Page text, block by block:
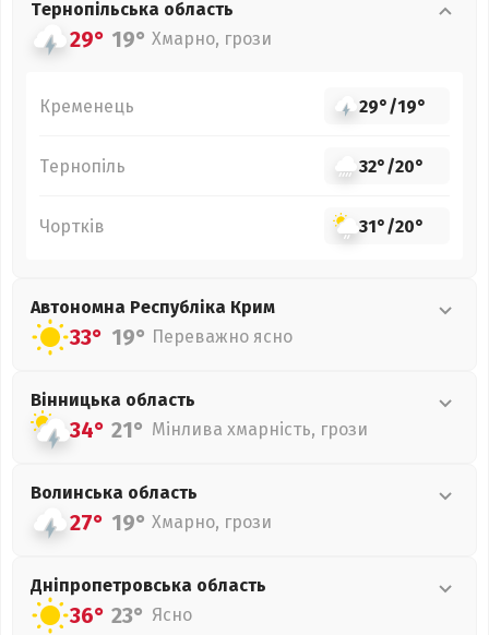
Тернопільська область
29° 19° Хмарно, грози
Кременець 29°/19°
Тернопіль 32°/20°
Чортків 31°/20°
Автономна Республіка Крим
33° 19° Переважно ясно
Вінницька область
34° 21° Мінлива хмарність, грози
Волинська область
27° 19° Хмарно, грози
Дніпропетровська область
36° 23° Ясно